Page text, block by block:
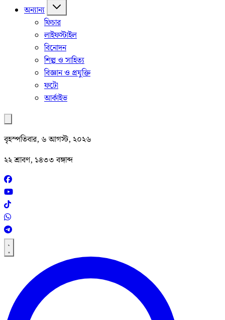
অন্যান্য
ফিচার
লাইফস্টাইল
বিনোদন
শিল্প ও সাহিত্য
বিজ্ঞান ও প্রযুক্তি
ফটো
আর্কাইভ
বৃহস্পতিবার, ৬ আগস্ট, ২০২৬
২২ শ্রাবণ, ১৪৩৩ বঙ্গাব্দ